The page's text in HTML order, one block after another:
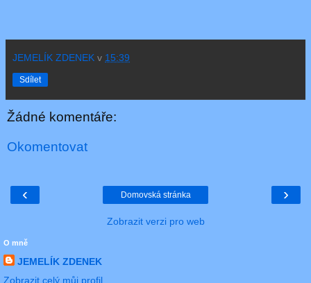
JEMELÍK ZDENEK v 15:39
Sdílet
Žádné komentáře:
Okomentovat
‹ ›
Domovská stránka
Zobrazit verzi pro web
O mně
JEMELÍK ZDENEK
Zobrazit celý můj profil